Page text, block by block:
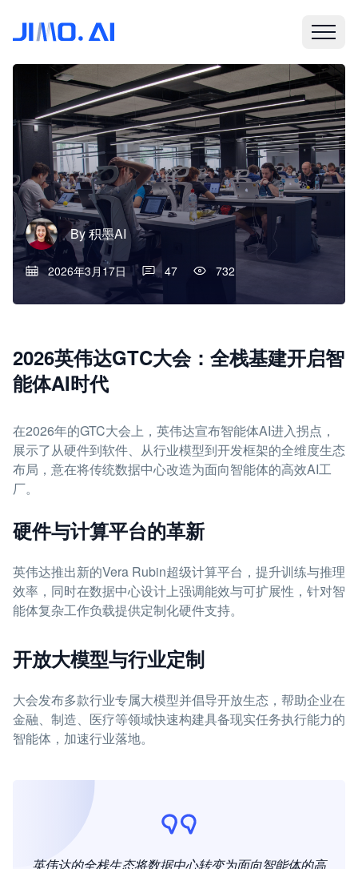
By积墨AI
2026年3月17日 47 732
2026英伟达GTC大会：全栈基建开启智
能体AI时代
在2026年的GTC大会上，英伟达宣布智能体AI进入拐点，
展示了从硬件到软件、从行业模型到开发框架的全维度生态
布局，意在将传统数据中心改造为面向智能体的高效AI工
厂。
硬件与计算平台的革新
英伟达推出新的Vera Rubin超级计算平台，提升训练与推理
效率，同时在数据中心设计上强调能效与可扩展性，针对智
能体复杂工作负载提供定制化硬件支持。
开放大模型与行业定制
大会发布多款行业专属大模型并倡导开放生态，帮助企业在
金融、制造、医疗等领域快速构建具备现实任务执行能力的
智能体，加速行业落地。
英伟达的全栈生态将数据中心转变为面向智能体的高